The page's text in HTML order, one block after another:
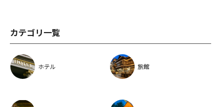
カテゴリ一覧
ホテル 旅館